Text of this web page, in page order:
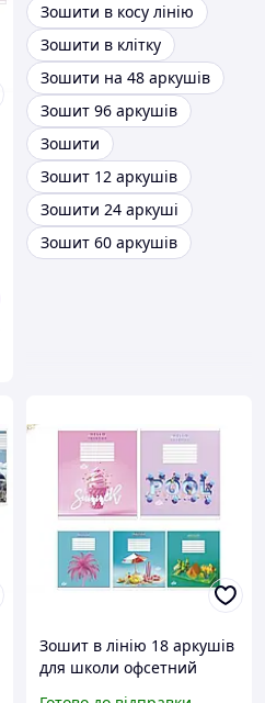
Зошити в косу лінію
Зошити в клітку
Зошити на 48 аркушів
Зошит 96 аркушів
Зошити
Зошит 12 аркушів
Зошити 24 аркуші
Зошит 60 аркушів
Зошит в лінію 18 аркушів
для школи офсетний